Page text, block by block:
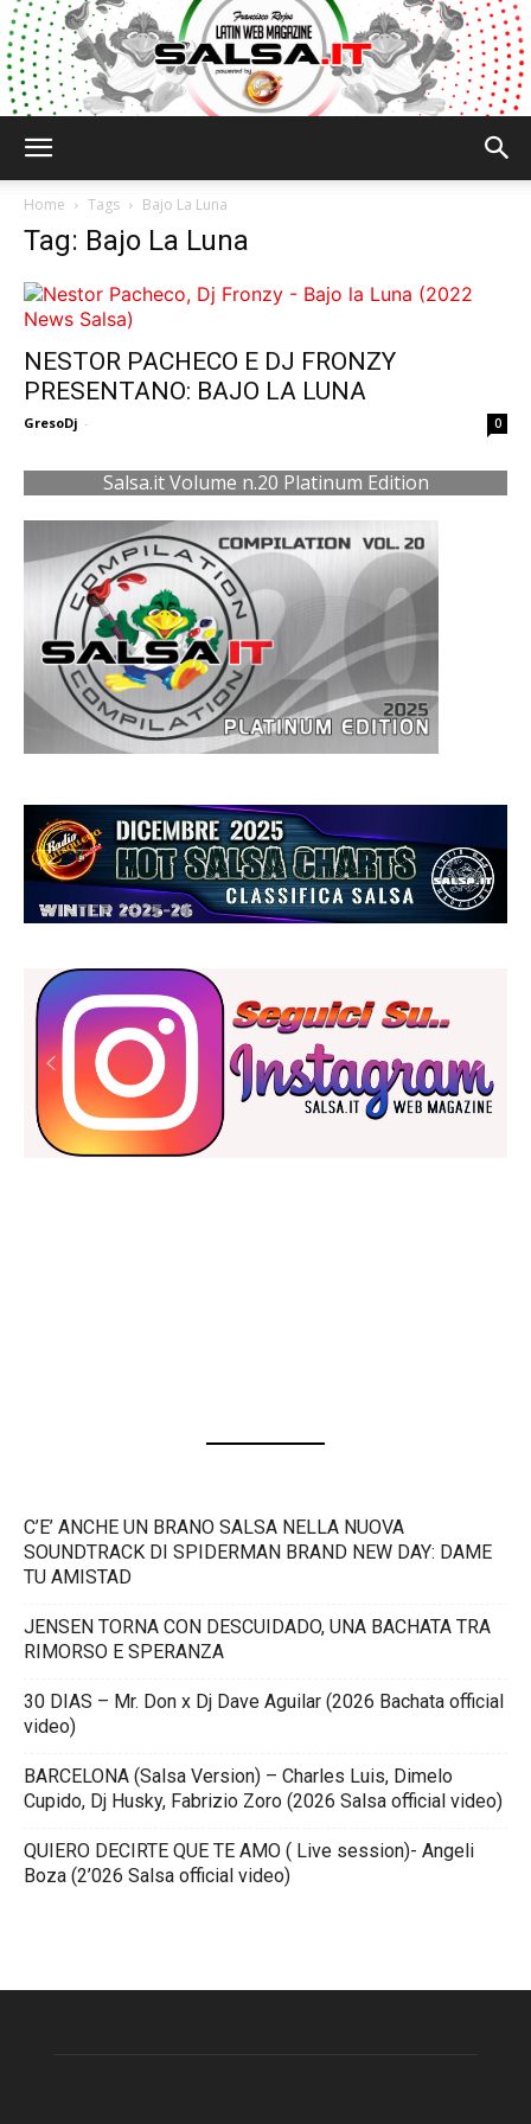
Home Tags Bajo La Luna
Tag: Bajo La Luna
NESTOR PACHECO E DJ FRONZY
PRESENTANO: BAJO LA LUNA
GresoDj - 0
Salsa.it Volume n.20 Platinum Edition
C’E’ ANCHE UN BRANO SALSA NELLA NUOVA
SOUNDTRACK DI SPIDERMAN BRAND NEW DAY: DAME
TU AMISTAD
JENSEN TORNA CON DESCUIDADO, UNA BACHATA TRA
RIMORSO E SPERANZA
30 DIAS – Mr. Don x Dj Dave Aguilar (2026 Bachata official
video)
BARCELONA (Salsa Version) – Charles Luis, Dimelo
Cupido, Dj Husky, Fabrizio Zoro (2026 Salsa official video)
QUIERO DECIRTE QUE TE AMO ( Live session)- Angeli
Boza (2’026 Salsa official video)